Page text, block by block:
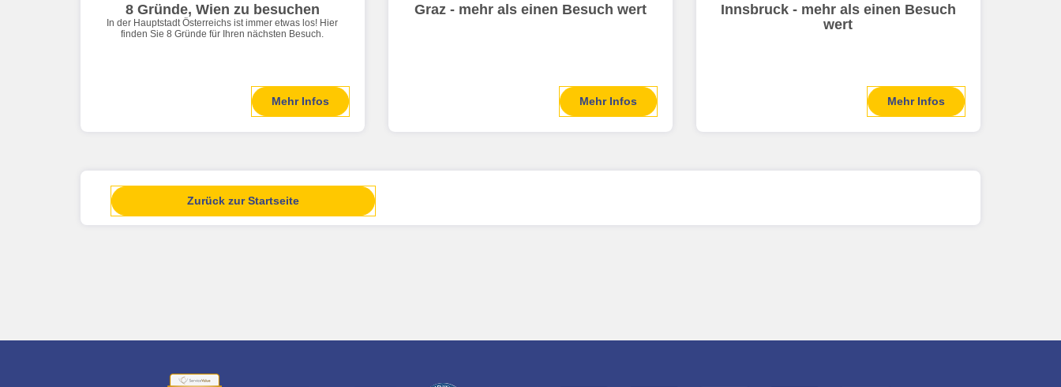
8 Gründe, Wien zu besuchen
In der Hauptstadt Österreichs ist immer etwas los! Hier
finden Sie 8 Gründe für Ihren nächsten Besuch.
Mehr Infos
Graz - mehr als einen Besuch wert
Mehr Infos
Innsbruck - mehr als einen Besuch
wert
Mehr Infos
Zurück zur Startseite